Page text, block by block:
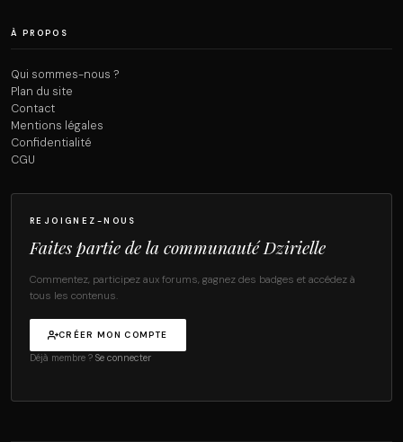
À PROPOS
Qui sommes-nous ?
Plan du site
Contact
Mentions légales
Confidentialité
CGU
REJOIGNEZ-NOUS
Faites partie de la communauté Dzirielle
Commentez, participez aux forums, gagnez des badges et accédez à
tous les contenus.
CRÉER MON COMPTE
Déjà membre ? Se connecter